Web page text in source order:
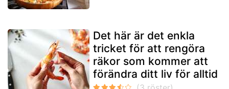
Det här är det enkla
tricket för att rengöra
räkor som kommer att
förändra ditt liv för alltid